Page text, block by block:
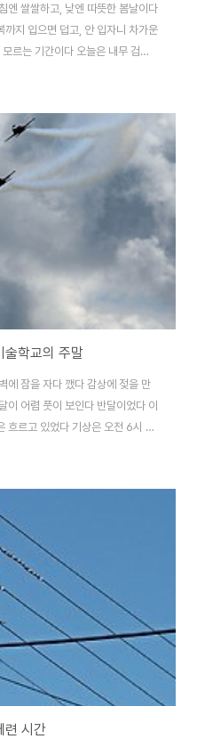
쌀쌀하고, 낮엔 따뜻한 봄날이다
까지 입으면 덥고, 안 입자니 차가운
르는 기간이다 오늘은 내무 검사
규정에 맞게 입고, 신변 정리를
밀었다 그랬더니 구렛나루는 대
, 멋 낸다고 봐 주는 곳도 아닌 이
거울 봐 가면서 좌우 균형을 맞춰서
어있진 않을 것이란 생각이 든다
학교의 주말
잠을 자다 깼다 감상에 젖을 만
이 어렴 풋이 보인다 반달이었다 이
흐르고 있었다 기상은 오전 6시 기
팔 소리보다 이 안내 소리에 잠을
려도 못 듣기 일쑤였지만, 군대에
도 잠을 깬다 점호 시간에 달리기
1등으로 들어온 기억은 있다 군대
고 들었는데, 이런 건 1등 해도 이..
련 시간